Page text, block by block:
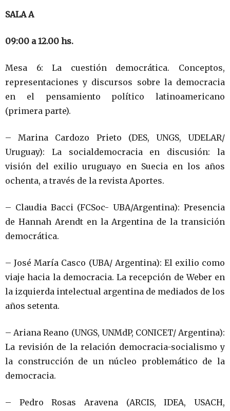
SALA A
09:00 a 12.00 hs.
Mesa 6: La cuestión democrática. Conceptos,
representaciones y discursos sobre la democracia
en el pensamiento político latinoamericano
(primera parte).
– Marina Cardozo Prieto (DES, UNGS, UDELAR/
Uruguay): La socialdemocracia en discusión: la
visión del exilio uruguayo en Suecia en los años
ochenta, a través de la revista Aportes.
– Claudia Bacci (FCSoc- UBA/Argentina): Presencia
de Hannah Arendt en la Argentina de la transición
democrática.
– José María Casco (UBA/ Argentina): El exilio como
viaje hacia la democracia. La recepción de Weber en
la izquierda intelectual argentina de mediados de los
años setenta.
– Ariana Reano (UNGS, UNMdP, CONICET/ Argentina):
La revisión de la relación democracia-socialismo y
la construcción de un núcleo problemático de la
democracia.
– Pedro Rosas Aravena (ARCIS, IDEA, USACH,